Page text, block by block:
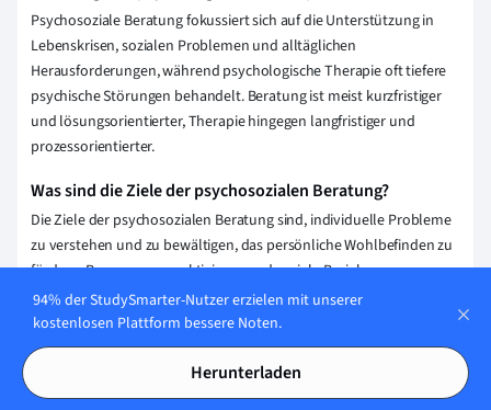
Psychosoziale Beratung fokussiert sich auf die Unterstützung in
Lebenskrisen, sozialen Problemen und alltäglichen
Herausforderungen, während psychologische Therapie oft tiefere
psychische Störungen behandelt. Beratung ist meist kurzfristiger
und lösungsorientierter, Therapie hingegen langfristiger und
prozessorientierter.
Was sind die Ziele der psychosozialen Beratung?
Die Ziele der psychosozialen Beratung sind, individuelle Probleme
zu verstehen und zu bewältigen, das persönliche Wohlbefinden zu
fördern, Ressourcen zu aktivieren und soziale Beziehungen zu
verbessern. Sie zielt darauf ab, Klienten bei der Selbstreflexion und
Lösungsfindung zu unterstützen, um ihren Alltag besser zu
bewältigen.
Was sind die Methoden, die in der psychosozialen
94% der StudySmarter-Nutzer erzielen mit unserer
kostenlosen Plattform bessere Noten.
Herunterladen